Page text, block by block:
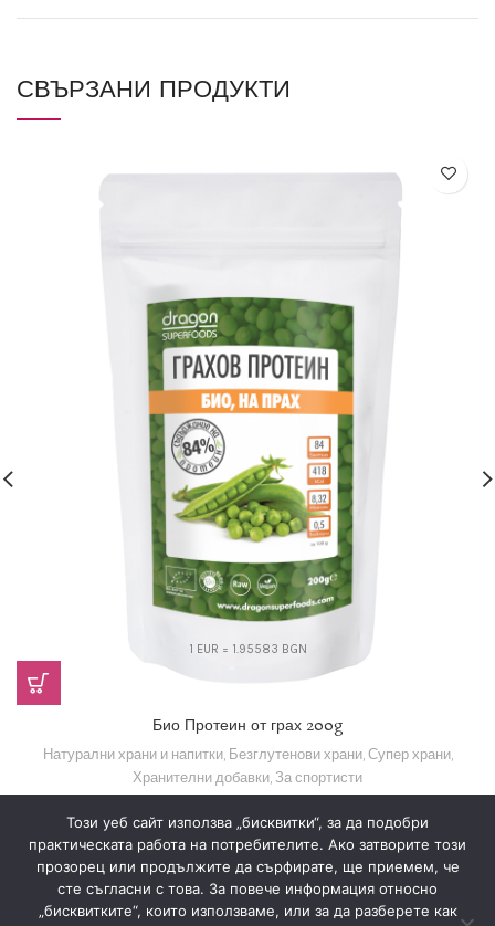
СВЪРЗАНИ ПРОДУКТИ
1 EUR = 1.95583 BGN
Био Протеин от грах 200g
Натурални храни и напитки, Безглутенови храни, Супер храни,
Хранителни добавки, За спортисти
Този уеб сайт използва „бисквитки“, за да подобри
практическата работа на потребителите. Ако затворите този
прозорец или продължите да сърфирате, ще приемем, че
сте съгласни с това. За повече информация относно
„бисквитките“, които използваме, или за да разберете как